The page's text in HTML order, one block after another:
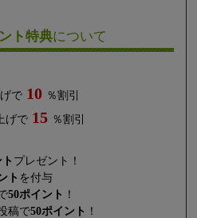
ト特典について
で 10 ％割引
げで 15 ％割引
プレゼント！
ト を付与
50ポイント ！
稿で50ポイント ！